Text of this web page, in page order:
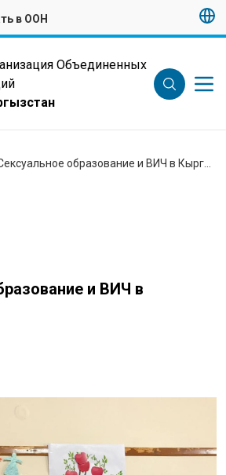
в ООН
Объединенных
и ВИЧ в